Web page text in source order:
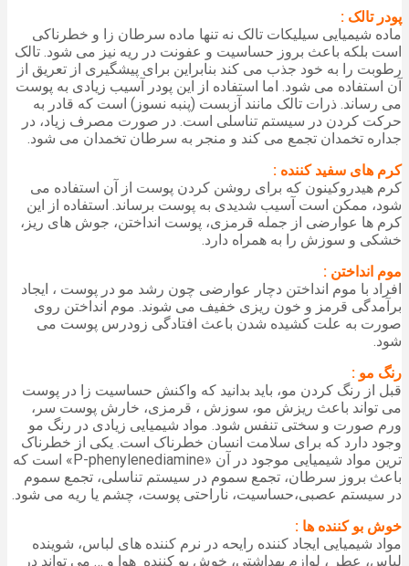
پودر تالک :
ماده شیمیایی سیلیکات تالک نه تنها ماده سرطان زا و خطرناکی
است بلکه باعث بروز حساسیت و عفونت در ریه نیز می شود. تالک
رطوبت را به خود جذب می کند بنابراین برای پیشگیری از تعریق از
آن استفاده می شود. اما استفاده از این پودر آسیب زیادی به پوست
می رساند. ذرات تالک مانند آزبست (پنبه نسوز) است که قادر به
حرکت کردن در سیستم تناسلی است. در صورت مصرف زیاد، در
جداره تخمدان تجمع می کند و منجر به سرطان تخمدان می شود.
کرم های سفید کننده :
کرم هیدروکینون که برای روشن کردن پوست از آن استفاده می
شود، ممکن است آسیب شدیدی به پوست برساند. استفاده از این
کرم ها عوارضی از جمله قرمزی، پوست انداختن، جوش های ریز،
خشکی و سوزش را به همراه دارد.
موم انداختن :
افراد با موم انداختن دچار عوارضی چون رشد مو در پوست ، ایجاد
برآمدگی قرمز و خون ریزی خفیف می شوند. موم انداختن روی
صورت به علت کشیده شدن باعث افتادگی زودرس پوست می
شود.
رنگ مو :
قبل از رنگ کردن مو، باید بدانید که واکنش حساسیت زا در پوست
می تواند باعث ریزش مو، سوزش ، قرمزی، خارش پوست سر،
ورم صورت و سختی تنفس شود. مواد شیمیایی زیادی در رنگ مو
وجود دارد که برای سلامت انسان خطرناک است. یکی از خطرناک
ترین مواد شیمیایی موجود در آن «P-phenylenediamine» است که
باعث بروز سرطان، تجمع سموم در سیستم تناسلی، تجمع سموم
در سیستم عصبی،حساسیت، ناراحتی پوست، چشم یا ریه می شود.
خوش بو کننده ها :
مواد شیمیایی ایجاد کننده رایحه در نرم کننده های لباس، شوینده
لباس، عطر ، لوازم بهداشتی، خوش بو کننده هوا و … می تواند در